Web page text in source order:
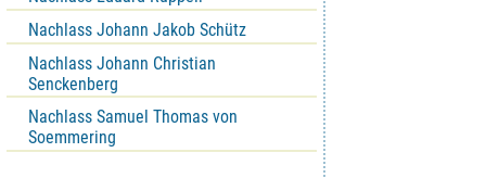
Nachlass Johann Jakob Schütz
Nachlass Johann Christian
Senckenberg
Nachlass Samuel Thomas von
Soemmering